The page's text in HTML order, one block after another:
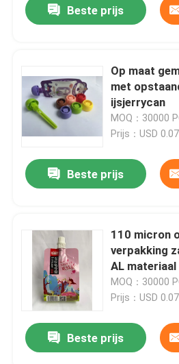
Contacteer ons
Nieuws
Gevallen
Uitloop verpakkingstas
Koffieverpakkingszak
Gelamineerde Verpakkende
Beste prijs
Op maat
met
ijsjerrycan
MOQ：30000
Prijs：USD
Beste prijs
110 micron
verpakking
AL materiaal
MOQ：30000
Prijs：USD
Beste prijs